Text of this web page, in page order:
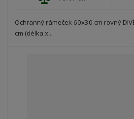
Ochranný rámeček 60x30 cm rovný
cm (délka x...